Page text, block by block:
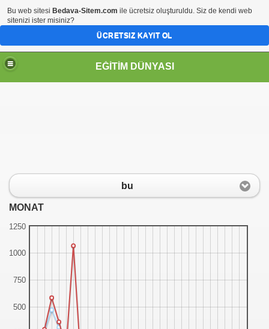
EĞİTİM DÜNYASI
bu
MONAT
500
750
1000
1250
Bu web sitesi Bedava-Sitem.com ile ücretsiz oluşturuldu. Siz de kendi web
sitenizi ister misiniz?
ÜCRETSIZ KAYIT OL